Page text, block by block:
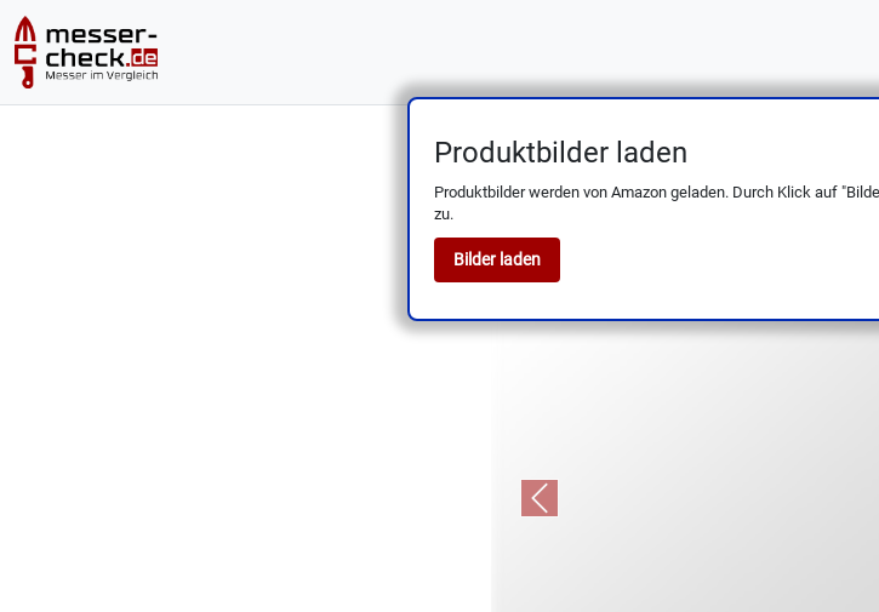
Produktbilder laden
Produktbilder werden von Amazon geladen. Durch Klick auf
zu.
Bilder laden
PIKAS Solingen:
Previous